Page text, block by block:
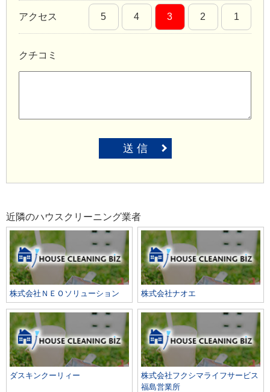
アクセス 5 4 3 2 1
クチコミ
送 信
近隣のハウスクリーニング業者
株式会社ＮＥＯソリューション 株式会社ナオエ
ダスキンクーリィー
株式会社フクシマライフサービス
福島営業所